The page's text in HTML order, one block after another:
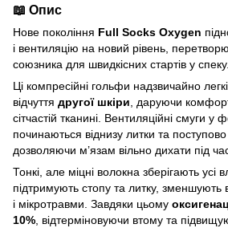
📖 Опис
Нове покоління Full Socks Oxygen
і вентиляцію на новий рівень,
союзника для швидкісних стартів у спеку.
Ці компресійні гольфи надзвичайно
відчуття другої шкіри, даруючи комфорт
сітчастій тканині. Вентиляційні смуги у
починаються віднизу литки та
дозволяючи м’язам вільно дихати під
Тонкі, але міцні волокна зберігають усі
підтримують стопу та литку, зменшують
і мікротравми. Завдяки цьому
10%, відтерміновуючи втому та